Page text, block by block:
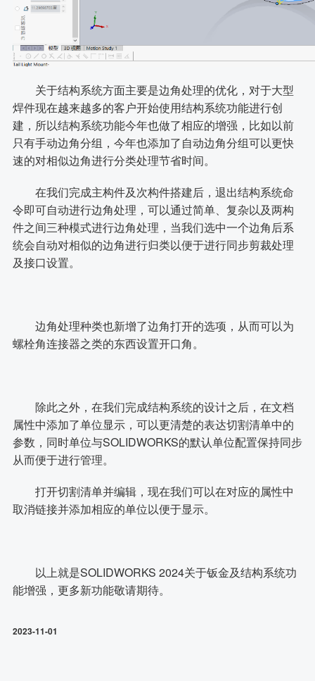
关于结构系统方面主要是边角处理的优化，对于大型
焊件现在越来越多的客户开始使用结构系统功能进行创
建，所以结构系统功能今年也做了相应的增强，比如以前
只有手动边角分组，今年也添加了自动边角分组可以更快
速的对相似边角进行分类处理节省时间。
在我们完成主构件及次构件搭建后，退出结构系统命
令即可自动进行边角处理，可以通过简单、复杂以及两构
件之间三种模式进行边角处理，当我们选中一个边角后系
统会自动对相似的边角进行归类以便于进行同步剪裁处理
及接口设置。
边角处理种类也新增了边角打开的选项，从而可以为
螺栓角连接器之类的东西设置开口角。
除此之外，在我们完成结构系统的设计之后，在文档
属性中添加了单位显示，可以更清楚的表达切割清单中的
参数，同时单位与SOLIDWORKS的默认单位配置保持同步
从而便于进行管理。
打开切割清单并编辑，现在我们可以在对应的属性中
取消链接并添加相应的单位以便于显示。
以上就是SOLIDWORKS 2024关于钣金及结构系统功
能增强，更多新功能敬请期待。
2023-11-01